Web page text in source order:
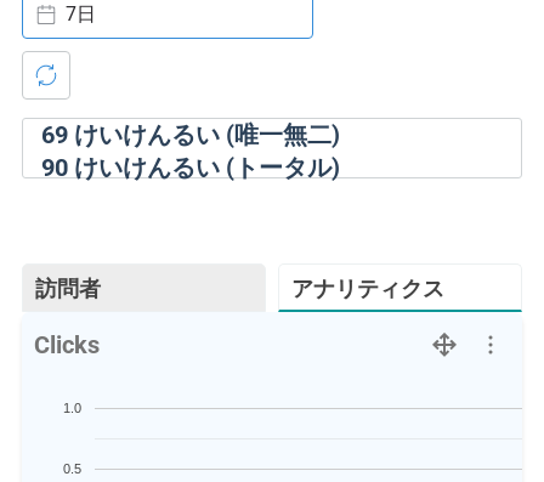
69けいけんるい (唯一無二)
90けいけんるい (トータル)
7日
訪問者 アナリティクス
Clicks
0.5
1.0